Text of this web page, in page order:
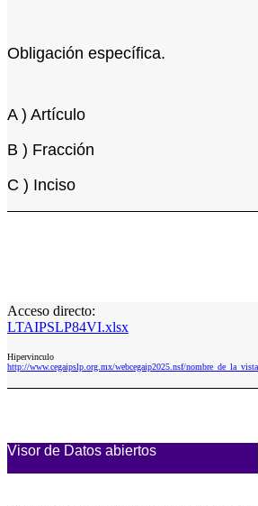
Obligación específica.
A ) Artículo
B ) Fracción
C ) Inciso
Acceso directo:
LTAIPSLP84VI.xlsx
Hipervinculo
http://www.cegaipslp.org.mx/webcegaip2025.nsf/
Visor de Datos abiertos